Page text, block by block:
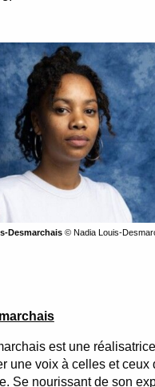
Desmarchais© Nadia Louis-
est une
une voix à celles et ceux
Se nourissant de son